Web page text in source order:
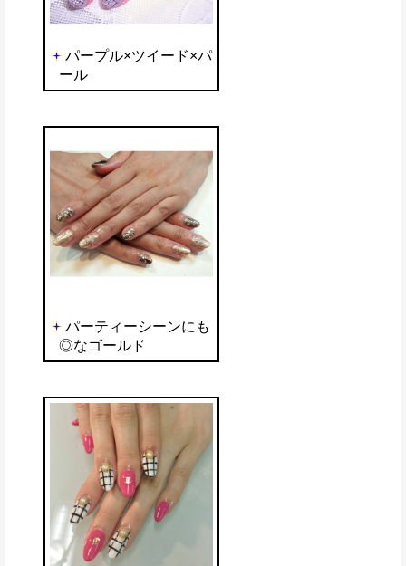
パープル×ツイード×パ
ール
パーティーシーンにも
◎なゴールド